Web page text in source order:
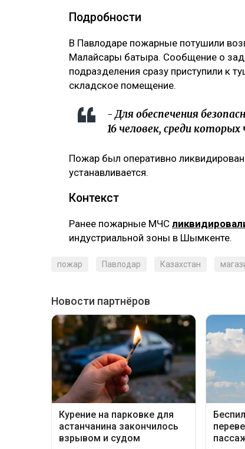
Подробности
В Павлодаре пожарные потушили
Малайсары батыра. Сообщение о
подразделения сразу приступили к
складское помещение.
- Для обеспечения
16 человек, среди
Пожар был оперативно
устанавливается.
Контекст
Ранее пожарные МЧС
индустриальной зоны в Шымкенте.
пожар Павлодар Казахстан